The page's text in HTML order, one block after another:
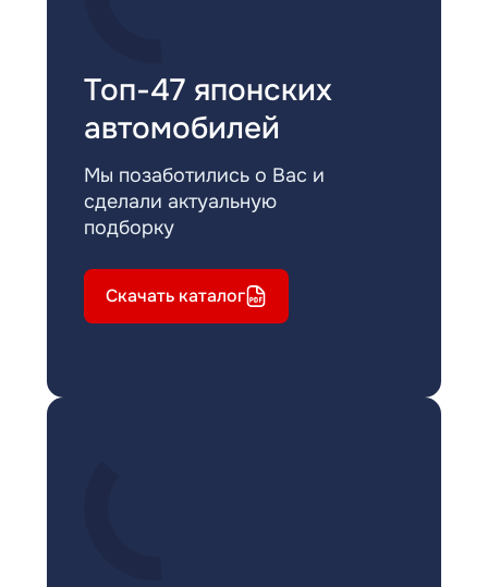
Топ-47 японских
автомобилей
Мы позаботились о Вас и
сделали актуальную
подборку
Скачать каталог